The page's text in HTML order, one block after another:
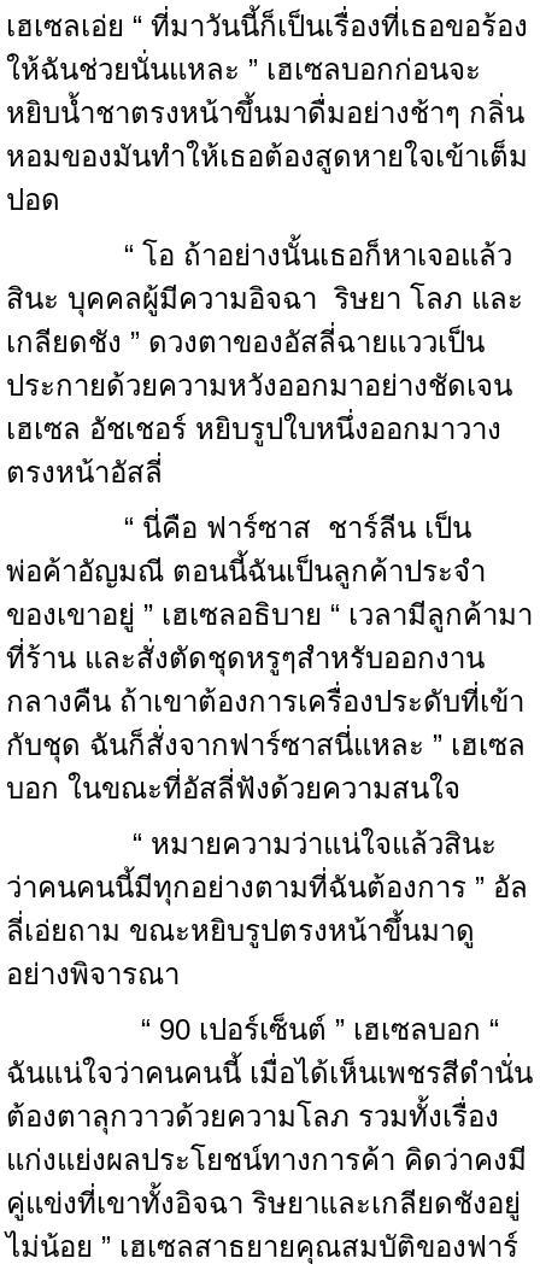
เฮเซลเอ่ย “ ที่มาวันนี้ก็เป็นเรื่องที่เธอขอร้อง
ให้ฉันช่วยนั่นแหละ ” เฮเซลบอกก่อนจะ
หยิบน้ำชาตรงหน้าขึ้นมาดื่มอย่างช้าๆ กลิ่น
หอมของมันทำให้เธอต้องสูดหายใจเข้าเต็ม
ปอด
“ โอ ถ้าอย่างนั้นเธอก็หาเจอแล้ว
สินะ บุคคลผู้มีความอิจฉา ริษยา โลภ และ
เกลียดชัง ” ดวงตาของอัสลี่ฉายแววเป็น
ประกายด้วยความหวังออกมาอย่างชัดเจน
เฮเซล อัชเชอร์ หยิบรูปใบหนึ่งออกมาวาง
ตรงหน้าอัสลี่
“ นี่คือ ฟาร์ซาส ชาร์ลีน เป็น
พ่อค้าอัญมณี ตอนนี้ฉันเป็นลูกค้าประจำ
ของเขาอยู่ ” เฮเซลอธิบาย “ เวลามีลูกค้ามา
ที่ร้าน และสั่งตัดชุดหรูๆสำหรับออกงาน
กลางคืน ถ้าเขาต้องการเครื่องประดับที่เข้า
กับชุด ฉันก็สั่งจากฟาร์ซาสนี่แหละ ” เฮเซล
บอก ในขณะที่อัสลี่ฟังด้วยความสนใจ
“ หมายความว่าแน่ใจแล้วสินะ
ว่าคนคนนี้มีทุกอย่างตามที่ฉันต้องการ ” อัล
ลี่เอ่ยถาม ขณะหยิบรูปตรงหน้าขึ้นมาดู
อย่างพิจารณา
“ 90 เปอร์เซ็นต์ ” เฮเซลบอก “
ฉันแน่ใจว่าคนคนนี้ เมื่อได้เห็นเพชรสีดำนั่น
ต้องตาลุกวาวด้วยความโลภ รวมทั้งเรื่อง
แก่งแย่งผลประโยชน์ทางการค้า คิดว่าคงมี
คู่แข่งที่เขาทั้งอิจฉา ริษยาและเกลียดชังอยู่
ไม่น้อย ” เฮเซลสาธยายคุณสมบัติของฟาร์